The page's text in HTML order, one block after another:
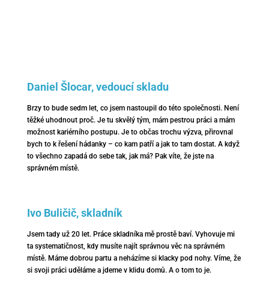
Daniel Šlocar, vedoucí skladu
Brzy to bude sedm let, co jsem nastoupil do této společnosti. Není
těžké uhodnout proč. Je tu skvělý tým, mám pestrou práci a mám
možnost kariérního postupu. Je to občas trochu výzva, přirovnal
bych to k řešení hádanky – co kam patří a jak to tam dostat. A když
to všechno zapadá do sebe tak, jak má? Pak víte, že jste na
správném místě.
Ivo Buličič, skladník
Jsem tady už 20 let. Práce skladníka mě prostě baví. Vyhovuje mi
ta systematičnost, kdy musíte najít správnou věc na správném
místě. Máme dobrou partu a neházíme si klacky pod nohy. Víme, že
si svoji práci uděláme a jdeme v klidu domů. A o tom to je.